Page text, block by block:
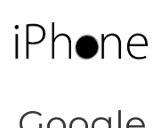
contenuto